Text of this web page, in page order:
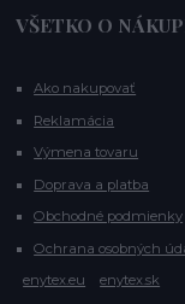
VŠETKO O
Ako nakupovať
Reklamácia
Výmena tovaru
Doprava a platba
Obchodné podmienky
Ochrana osobných
enytex.eu
enytex.sk